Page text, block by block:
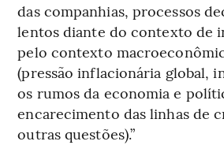
das companhias, processos
lentos diante do contexto de
pelo contexto
(pressão inflacionária global,
os rumos da economia e
encarecimento das linhas de
outras questões).”